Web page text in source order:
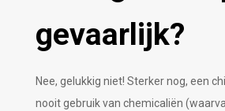
gevaarlijk?
Nee, gelukkig niet! Sterker nog, een
nooit gebruik van chemicaliën